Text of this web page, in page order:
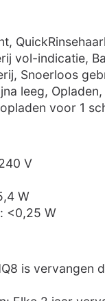
vol-indicatie,
Snoerloos
leeg,
voor 1
V
W
<0,25 W
is vervangen